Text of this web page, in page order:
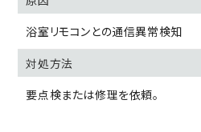
浴室リモコンとの通信異常検知
要点検または修理を依頼。